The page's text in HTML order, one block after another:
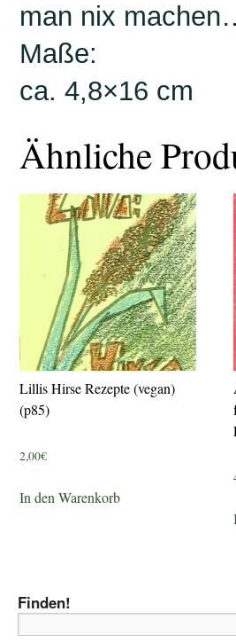
man nix
Maße:
ca. 4,8×16 cm
Ähnliche
Lillis Hirse Rezepte (vegan)
(p85)
2,00€
In den Warenkorb
Finden!